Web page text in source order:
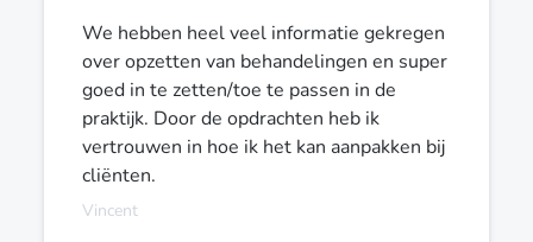
We hebben heel veel informatie gekregen
over opzetten van behandelingen en super
goed in te zetten/toe te passen in de
praktijk. Door de opdrachten heb ik
vertrouwen in hoe ik het kan aanpakken bij
cliënten.
Vincent